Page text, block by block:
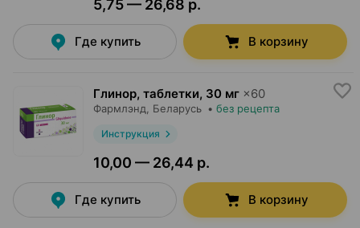
5,75 — 26,68 р.
Где купить В корзину
Глинор, таблетки, 30 мг ×60
Фармлэнд , Беларусь • без рецепта
Инструкция
10,00 — 26,44 р.
Где купить В корзину